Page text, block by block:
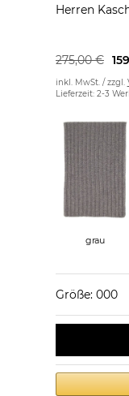
Herren
275,00 €
inkl. MwSt. / zzgl.
Lieferzeit: 2-3
grau
Größe: 000